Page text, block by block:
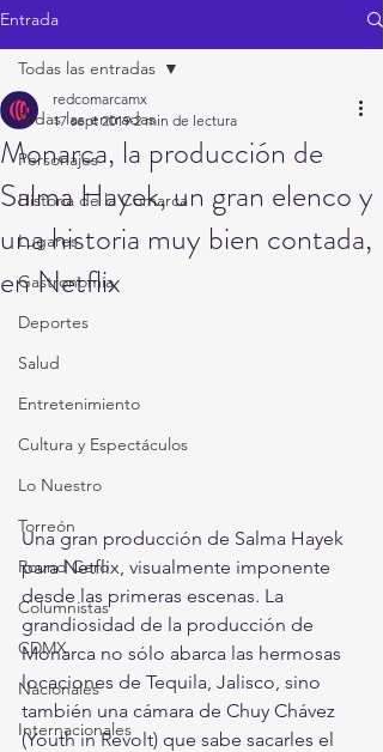
Entrada
Todas las entradas
Personajes
Historia de la Comarca
Lugares
Gastronomía
Deportes
Salud
Entretenimiento
Cultura y Espectáculos
Lo Nuestro
Torreón
Round Cero
Columnistas
CDMX
Nacionales
Internacionales
Todas las entradas
Monarca, la producción de
Salma Hayek, un gran elenco y
una historia muy bien contada,
en Netflix
redcomarcamx
17 sept 2019 2 min de lectura
Una gran producción de Salma Hayek
para Netflix, visualmente imponente
desde las primeras escenas. La
grandiosidad de la producción de
Monarca no sólo abarca las hermosas
locaciones de Tequila, Jalisco, sino
también una cámara de Chuy Chávez
(Youth in Revolt) que sabe sacarles el